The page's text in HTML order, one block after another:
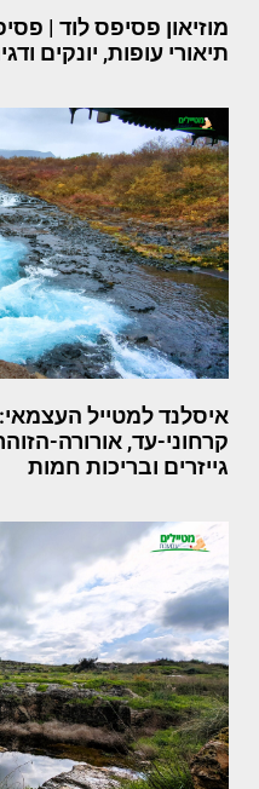
מוזיאון פסיפס לוד |
תיאורי עופות, יונקים
איסלנד למטייל
קרחוני-עד, אורורה-
גייזרים ובריכות חמות